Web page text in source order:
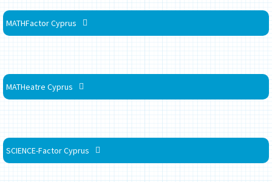
MATHFactor Cyprus
MATHeatre Cyprus
SCIENCE-Factor Cyprus